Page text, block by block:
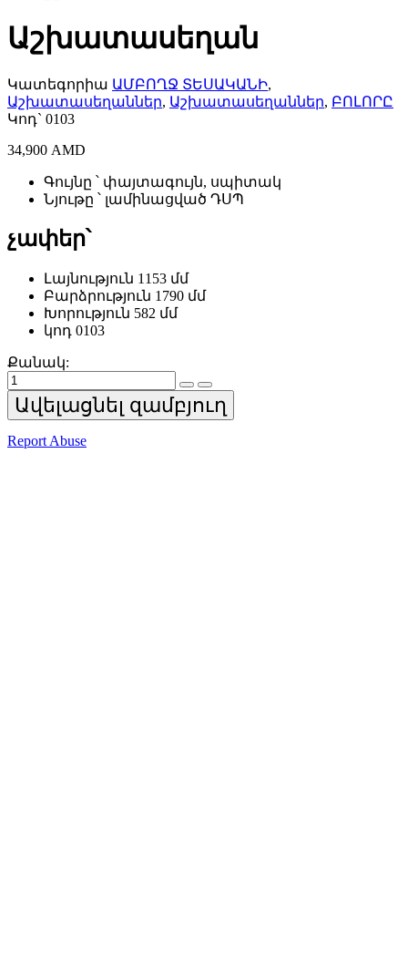
Աշխատասեղան
Կատեգորիա ԱՄԲՈՂՋ ՏԵՍԱԿԱՆԻ,
Աշխատասեղաններ, Աշխատասեղաններ, ԲՈԼՈՐԸ
Կոդ` 0103
34,900 AMD
Գույնը ՝ փայտագույն, սպիտակ
Նյութը ՝ լամինացված ԴՍՊ
չափեր՝
Լայնություն 1153 մմ
Բարձրություն 1790 մմ
Խորություն 582 մմ
կոդ 0103
Քանակ:
Աշխատասեղան
quantity
Ավելացնել զամբյուղ
Report Abuse